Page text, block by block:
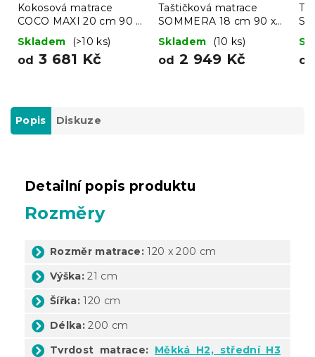
Kokosová matrace
COCO MAXI 20 cm 90 x
200 cm
Skladem (>10 ks)
od 3 681 Kč
Taštičková matrace
SOMMERA 18 cm 90 x
200 cm
Skladem (10 ks)
od 2 949 Kč od
Popis Diskuze
Detailní popis produktu
Rozměry
Rozměr matrace:120 x 200 cm
Výška: 21 cm
Šířka:120 cm
Délka:200 cm
Tvrdost matrace: Měkká H2, střední H3